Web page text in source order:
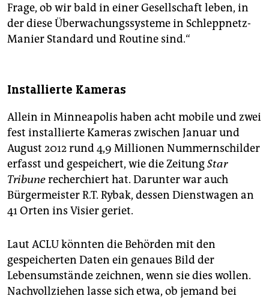
Frage, ob wir bald in einer Gesellschaft leben, in
der diese Überwachungssysteme in Schleppnetz-
Manier Standard und Routine sind.“
Installierte Kameras
Allein in Minneapolis haben acht mobile und zwei
fest installierte Kameras zwischen Januar und
August 2012 rund 4,9 Millionen Nummernschilder
erfasst und gespeichert, wie die ZeitungStar
Tribunerecherchiert hat. Darunter war auch
Bürgermeister R.T. Rybak, dessen Dienstwagen an
41 Orten ins Visier geriet.
Laut ACLU könnten die Behörden mit den
gespeicherten Daten ein genaues Bild der
Lebensumstände zeichnen, wenn sie dies wollen.
Nachvollziehen lasse sich etwa, ob jemand bei